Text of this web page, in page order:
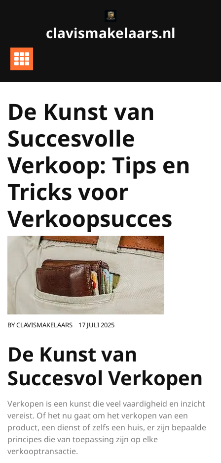
clavismakelaars.nl
De Kunst van
Succesvolle
Verkoop: Tips en
Tricks voor
Verkoopsucces
BYCLAVISMAKELAARS 17 JULI 2025
De Kunst van
Succesvol Verkopen
Verkopen is een kunst die veel vaardigheid en inzicht
vereist. Of het nu gaat om het verkopen van een
product, een dienst of zelfs een huis, er zijn bepaalde
principes die van toepassing zijn op elke
verkooptransactie.